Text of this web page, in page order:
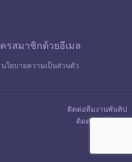
รสมาชิกด้วยอีเมล
นโยบายความเป็นส่วนตัว
ติดต่อทีมงานพันทิป
ติดต่อลงโฆษณา